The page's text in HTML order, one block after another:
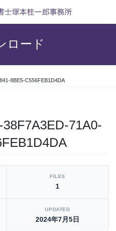
ロード
8BE5-C556FEB1D4DA
71A0-
FILES
1
UPDATED
2024年7月5日